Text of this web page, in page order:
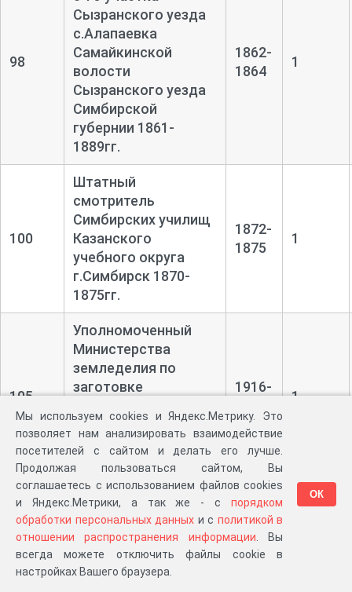
98
Сызранского уезда
с.Алапаевка
Самайкинской
волости
Сызранского уезда
Симбирской
губернии 1861-
1889гг.
1862-
1864
1
100
Штатный
смотритель
Симбирских училищ
Казанского
учебного округа
г.Симбирск 1870-
1875гг.
1872-
1875
1
105
Уполномоченный
Министерства
земледелия по
заготовке
фуража для армии
г.Симбирск 1914-
1917гг.
1916-
1
106
Симбирская
губернская
комиссия народного
продовольствия
МВД г.Симбирск
1848-
1864
Мы используем cookies и Яндекс.Метрику. Это
позволяет нам анализировать взаимодействие
посетителей с сайтом и делать его лучше.
Продолжая пользоваться сайтом, Вы
соглашаетесь с использованием файлов cookies
и Яндекс.Метрики, а так же - с порядком
обработки персональных данных и с политикой в
отношении распространения информации . Вы
всегда можете отключить файлы cookie в
настройках Вашего браузера.
ОК